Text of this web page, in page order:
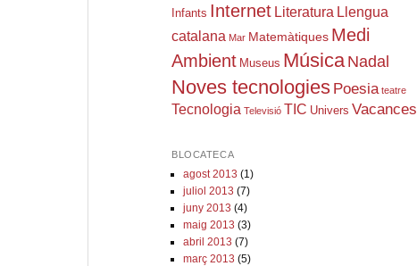
Infants Internet Literatura Llengua
catalana Mar Matemàtiques Medi
Ambient Museus MúsicaNadal
Noves tecnologies Poesia teatre
Tecnologia Televisió TIC Univers Vacances
BLOCATECA
agost 2013 (1)
juliol 2013 (7)
juny 2013 (4)
maig 2013 (3)
abril 2013 (7)
març 2013 (5)